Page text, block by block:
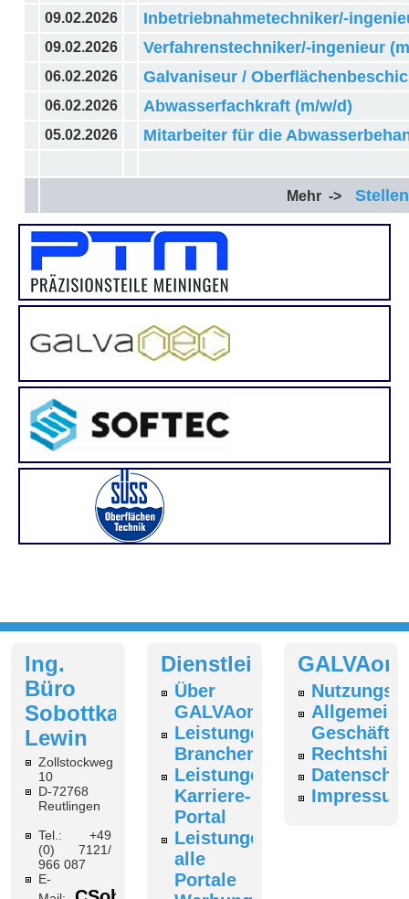
09.02.2026 Inbetriebnahmetechniker/-
09.02.2026 Verfahrenstechniker/-ingenieur
06.02.2026 Galvaniseur /
06.02.2026 Abwasserfachkraft (m/w/d)
05.02.2026 Mitarbeiter für die
Mehr ->
Ing.
Büro
Sobottka-
Lewin
Zollstockweg
10
D-72768
Reutlingen
Tel.: +49
(0) 7121/
966 087
E-
Dienstleistungen
Über
GALVAonline
Leistungen
Branchenverzeichnis
Leistungen
Karriere-
Portal
Leistungen
alle
Portale
Allgemeine
Impressum